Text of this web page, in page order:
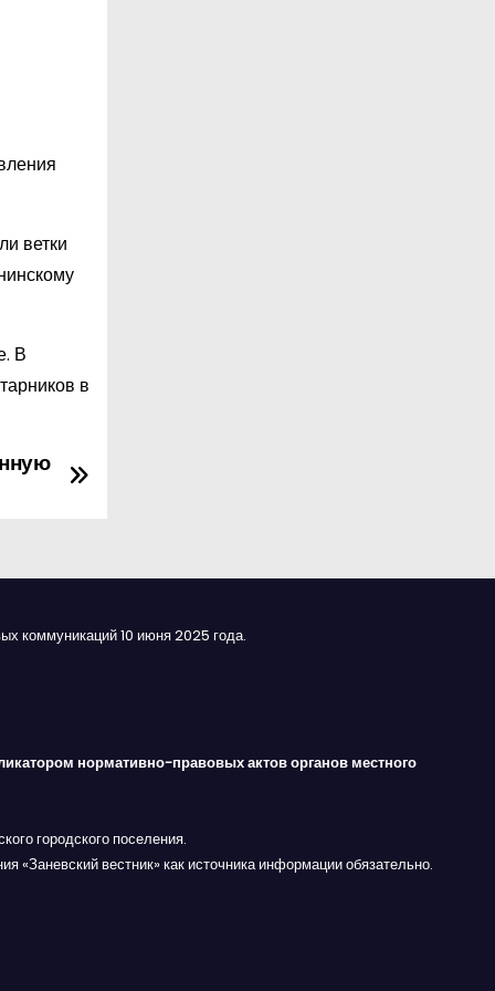
ветки
В
в
коммуникаций 10 июня 2025 года.
нормативно-правовых актов органов местного
городского поселения.
вестник» как источника информации обязательно.